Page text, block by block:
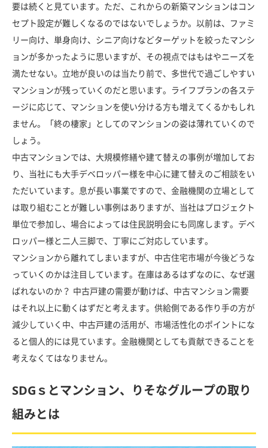
要は続くと見ています。ただ、これからの新築マンションはコン
セプト設定が難しくなるのではないでしょうか。以前は、ファミ
リー向け、単身向け、シニア向けなどターゲットを絞ったマンシ
ョンが多かったように思いますが、その視点ではもはやニーズを
満たせない。立地が良いのは当たり前で、多世代で過ごしやすい
マンションが残っていくのだと思います。ライフプランの各ステ
ージに応じて、マンションを使い分ける方も増えてくるかもしれ
ません。「終の棲家」としてのマンションの姿は薄れていくので
しょう。
中古マンションでは、大規模修繕や建て替えの事例が増加してお
り、当社にも大手デベロッパー様を中心に建て替えのご相談をい
ただいています。息が長い事業ですので、金融機関の立場として
は取り組むことが難しい事例はありますが、当社はプロジェクト
単位で参加し、場合によっては住民説明会にも同席します。デベ
ロッパー様と二人三脚で、丁寧にご対応しています。
マンションから離れてしまいますが、中古住宅市場が今後どうな
っていくのかは注目しています。在庫はあるはずなのに、なぜ選
ばれないのか？ 中古戸建の需要が動けば、中古マンション需要
はそれ以上に動くはずだと考えます。供給側である作り手の方が
減少していく中、中古戸建の活用が、市場活性化のポイントにな
ると個人的には見ています。金融機関としても貢献できることを
考えなくてはなりません。
SDGｓとマンション、りそなグループの取り
組みとは